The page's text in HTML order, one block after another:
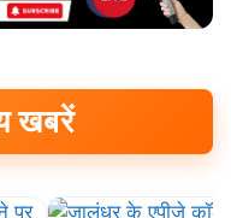
खबरें